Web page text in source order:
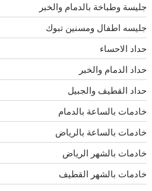
جليسة وطباخة بالدمام والخبر
جليسه اطفال ومسنين تبوك
حداد الاحساء
حداد الدمام والخبر
حداد القطيف والجبيل
خادمات بالساعة بالدمام
خادمات بالساعة بالرياض
خادمات بالشهر الرياض
خادمات بالشهر القطيف